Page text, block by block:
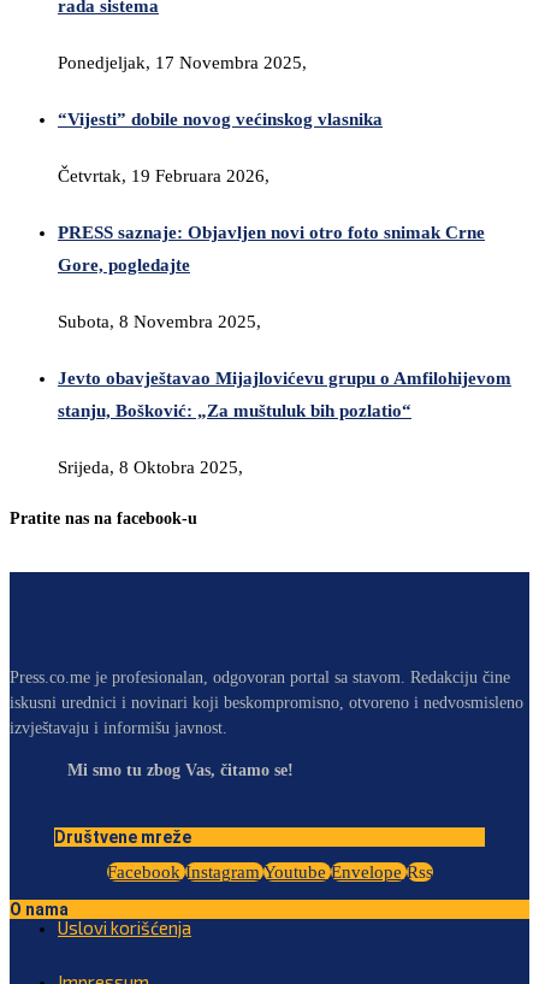
rada sistema
Ponedjeljak, 17 Novembra 2025,
“Vijesti” dobile novog većinskog vlasnika
Četvrtak, 19 Februara 2026,
PRESS saznaje: Objavljen novi otro foto snimak Crne
Gore, pogledajte
Subota, 8 Novembra 2025,
Jevto obavještavao Mijajlovićevu grupu o Amfilohijevom
stanju, Bošković: „Za muštuluk bih pozlatio“
Srijeda, 8 Oktobra 2025,
Pratite nas na facebook-u
Press.co.me je profesionalan, odgovoran portal sa stavom. Redakciju čine
iskusni urednici i novinari koji beskompromisno, otvoreno i nedvosmisleno
izvještavaju i informišu javnost.
Mi smo tu zbog Vas, čitamo se!
Društvene mreže
Facebook Instagram Youtube Envelope Rss
O nama
Uslovi korišćenja